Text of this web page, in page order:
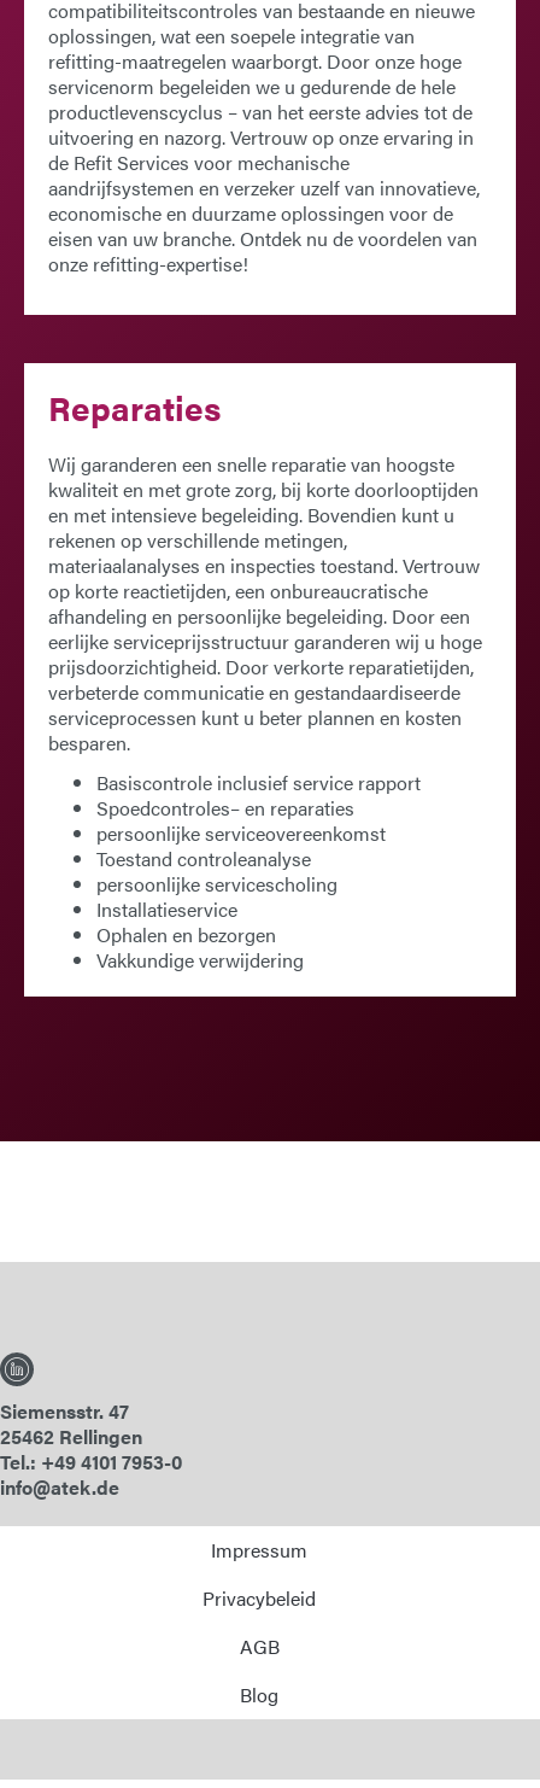
compatibiliteitscontroles van bestaande en nieuwe
oplossingen, wat een soepele integratie van
refitting-maatregelen waarborgt. Door onze hoge
servicenorm begeleiden we u gedurende de hele
productlevenscyclus – van het eerste advies tot de
uitvoering en nazorg. Vertrouw op onze ervaring in
de Refit Services voor mechanische
aandrijfsystemen en verzeker uzelf van innovatieve,
economische en duurzame oplossingen voor de
eisen van uw branche. Ontdek nu de voordelen van
onze refitting-expertise!
Reparaties
Wij garanderen een snelle reparatie van hoogste
kwaliteit en met grote zorg, bij korte doorlooptijden
en met intensieve begeleiding. Bovendien kunt u
rekenen op verschillende metingen,
materiaalanalyses en inspecties toestand. Vertrouw
op korte reactietijden, een onbureaucratische
afhandeling en persoonlijke begeleiding. Door een
eerlijke serviceprijsstructuur garanderen wij u hoge
prijsdoorzichtigheid. Door verkorte reparatietijden,
verbeterde communicatie en gestandaardiseerde
serviceprocessen kunt u beter plannen en kosten
besparen.
Basiscontrole inclusief service rapport
Spoedcontroles– en reparaties
persoonlijke serviceovereenkomst
Toestand controleanalyse
persoonlijke servicescholing
Installatieservice
Ophalen en bezorgen
Vakkundige verwijdering
Siemensstr. 47
25462 Rellingen
Tel.: +49 4101 7953-0
info@atek.de
Impressum
Privacybeleid
AGB
Blog